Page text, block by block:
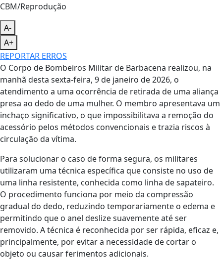
CBM/Reprodução
A-
A+
REPORTAR ERROS
O Corpo de Bombeiros Militar de Barbacena realizou, na
manhã desta sexta-feira, 9 de janeiro de 2026, o
atendimento a uma ocorrência de retirada de uma aliança
presa ao dedo de uma mulher. O membro apresentava um
inchaço significativo, o que impossibilitava a remoção do
acessório pelos métodos convencionais e trazia riscos à
circulação da vítima.
Para solucionar o caso de forma segura, os militares
utilizaram uma técnica específica que consiste no uso de
uma linha resistente, conhecida como linha de sapateiro.
O procedimento funciona por meio da compressão
gradual do dedo, reduzindo temporariamente o edema e
permitindo que o anel deslize suavemente até ser
removido. A técnica é reconhecida por ser rápida, eficaz e,
principalmente, por evitar a necessidade de cortar o
objeto ou causar ferimentos adicionais.